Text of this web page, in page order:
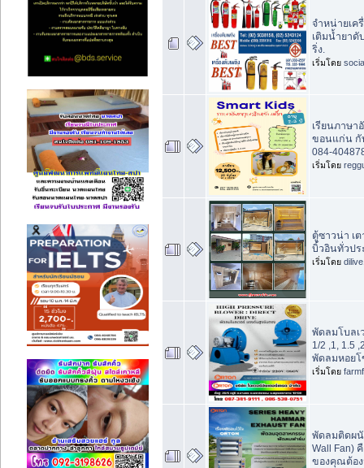
จำหน่ายเค
เติมน้ำยาดั
ริ่ง.
เริ่มโดย
เรียนภาษา
ขอนแก่น กั
084-
เริ่มโดย
ตู้ซาวน่า เ
บิ้วอินทั่วปร
เริ่มโดย
พัดลมโบลเ
1/2 ,1, 1.5
พัดลมหอยโ
เริ่มโดย
พัดลมติดผนั
Wall Fan)
ของคุณต้อ